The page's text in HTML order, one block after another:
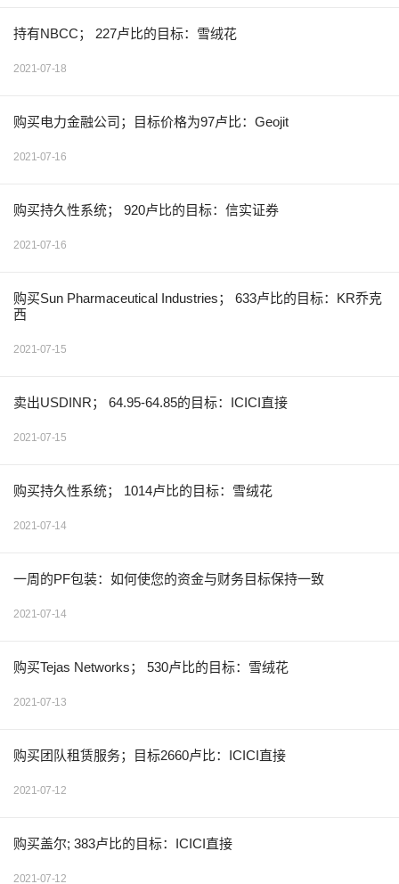
持有NBCC； 227卢比的目标：雪绒花
2021-07-18
购买电力金融公司；目标价格为97卢比：Geojit
2021-07-16
购买持久性系统； 920卢比的目标：信实证券
2021-07-16
购买Sun Pharmaceutical Industries； 633卢比的目标：KR乔克
西
2021-07-15
卖出USDINR； 64.95-64.85的目标：ICICI直接
2021-07-15
购买持久性系统； 1014卢比的目标：雪绒花
2021-07-14
一周的PF包装：如何使您的资金与财务目标保持一致
2021-07-14
购买Tejas Networks； 530卢比的目标：雪绒花
2021-07-13
购买团队租赁服务；目标2660卢比：ICICI直接
2021-07-12
购买盖尔; 383卢比的目标：ICICI直接
2021-07-12